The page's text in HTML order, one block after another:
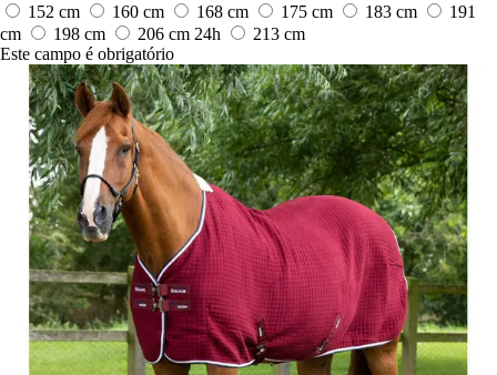
152 cm
160 cm 168 cm 175 cm 183 cm
191
cm
198 cm 206 cm 24h
213 cm
Este campo é obrigatório